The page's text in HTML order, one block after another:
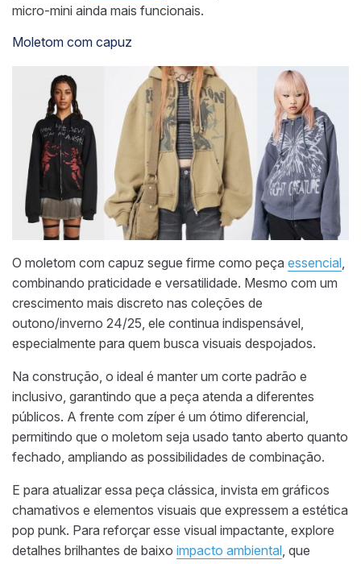
micro-mini ainda mais funcionais.
Moletom com capuz
O moletom com capuz segue firme como peça essencial,
combinando praticidade e versatilidade. Mesmo com um
crescimento mais discreto nas coleções de
outono/inverno 24/25, ele continua indispensável,
especialmente para quem busca visuais despojados.
Na construção, o ideal é manter um corte padrão e
inclusivo, garantindo que a peça atenda a diferentes
públicos. A frente com zíper é um ótimo diferencial,
permitindo que o moletom seja usado tanto aberto quanto
fechado, ampliando as possibilidades de combinação.
E para atualizar essa peça clássica, invista em gráficos
chamativos e elementos visuais que expressem a estética
pop punk. Para reforçar esse visual impactante, explore
detalhes brilhantes de baixo impacto ambiental, que